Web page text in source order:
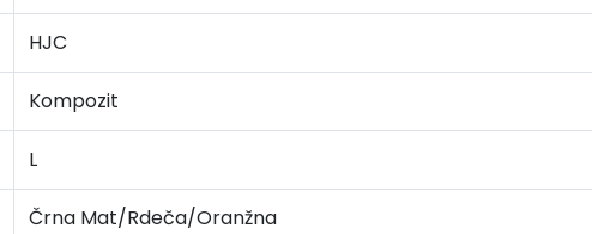
HJC
Kompozit
L
Črna Mat/Rdeča/Oranžna